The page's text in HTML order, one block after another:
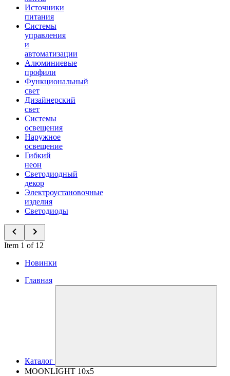
Источники
питания
Системы
управления
и
автоматизации
Алюминиевые
профили
Функциональный
свет
Дизайнерский
свет
Системы
освещения
Наружное
освещение
Гибкий
неон
Светодиодный
декор
Электроустановочные
изделия
Светодиоды
Item 1 of 12
Новинки
Главная
Каталог
MOONLIGHT 10x5